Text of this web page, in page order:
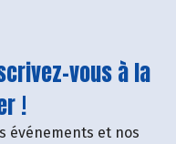
vous à la
!
événements et nos